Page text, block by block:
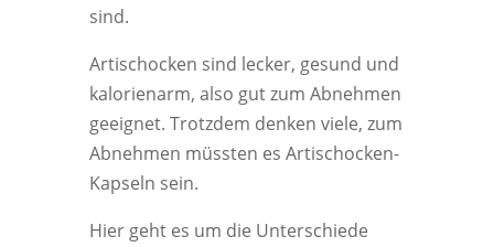
sind.
Artischocken sind lecker, gesund und
kalorienarm, also gut zum Abnehmen
geeignet. Trotzdem denken viele, zum
Abnehmen müssten es Artischocken-
Kapseln sein.
Hier geht es um die Unterschiede